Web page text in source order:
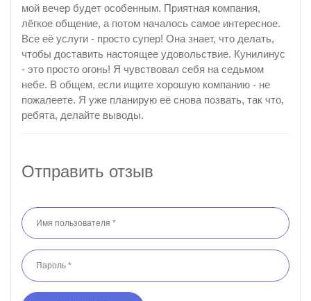
мой вечер будет особенным. Приятная компания,
лёгкое общение, а потом началось самое интересное.
Все её услуги - просто супер! Она знает, что делать,
чтобы доставить настоящее удовольствие. Кунилинус
- это просто огонь! Я чувствовал себя на седьмом
небе. В общем, если ищите хорошую компанию - не
пожалеете. Я уже планирую её снова позвать, так что,
ребята, делайте выводы.
Отправить отзыв